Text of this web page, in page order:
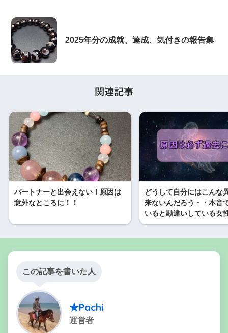
2025年分の成就、達成、気付きの報告集
関連記事
パートナーと出会えない！原因は
意外なところに！！
どうして自分にはこんな
来ないんだろう・・本音
いると勘違いしている女
この記事を書いた人
★Pachi
運営者